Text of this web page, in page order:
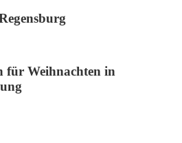
für Weihnachten in